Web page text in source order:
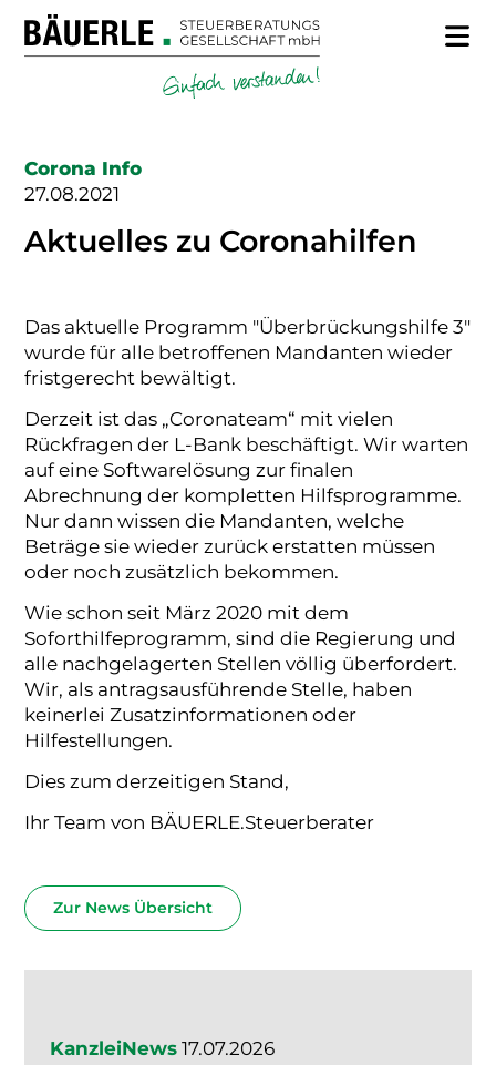
Corona Info
27.08.2021
Aktuelles zu Coronahilfen
Das aktuelle Programm "Überbrückungshilfe 3"
wurde für alle betroffenen Mandanten wieder
fristgerecht bewältigt.
Derzeit ist das „Coronateam“ mit vielen
Rückfragen der L-Bank beschäftigt. Wir warten
auf eine Softwarelösung zur finalen
Abrechnung der kompletten Hilfsprogramme.
Nur dann wissen die Mandanten, welche
Beträge sie wieder zurück erstatten müssen
oder noch zusätzlich bekommen.
Wie schon seit März 2020 mit dem
Soforthilfeprogramm, sind die Regierung und
alle nachgelagerten Stellen völlig überfordert.
Wir, als antragsausführende Stelle, haben
keinerlei Zusatzinformationen oder
Hilfestellungen.
Dies zum derzeitigen Stand,
Ihr Team von BÄUERLE.Steuerberater
Zur News Übersicht
KanzleiNews17.07.2026